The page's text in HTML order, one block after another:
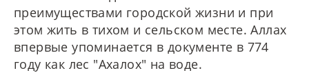
преимуществами городской жизни и при
этом жить в тихом и сельском месте. Аллах
впервые упоминается в документе в 774
году как лес "Ахалох" на воде.